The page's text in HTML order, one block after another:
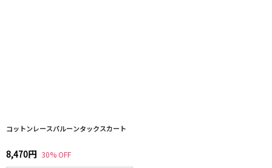
コットンレースバルーンタックスカート
8,470円 30% OFF